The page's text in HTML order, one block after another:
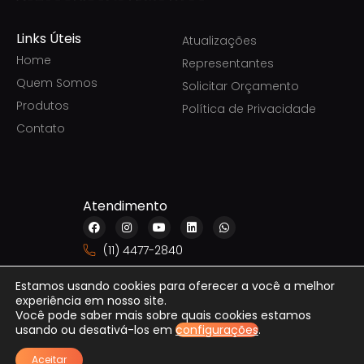
Links Úteis
Home
Quem Somos
Produtos
Contato
Atualizações
Representantes
Solicitar Orçamento
Política de Privacidade
Atendimento
F
a
e
b
o
o
k
I
n
s
t
a
r
a
m
Y
o
u
t
u
e
L
i
e
d
i
W
h
s
p
(11) 4477-2840
Estamos usando cookies para oferecer a você a melhor
experiência em nosso site.
Você pode saber mais sobre quais cookies estamos
usando ou desativá-los em configurações.
Aceitar